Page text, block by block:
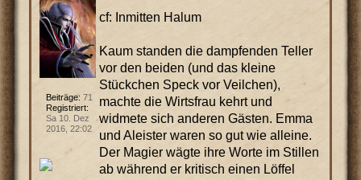
cf: Inmitten Halum
Kaum standen die dampfenden Teller
vor den beiden (und das kleine
Stückchen Speck vor Veilchen),
machte die Wirtsfrau kehrt und
widmete sich anderen Gästen. Emma
und Aleister waren so gut wie alleine.
Der Magier wägte ihre Worte im Stillen
ab während er kritisch einen Löffel
Beiträge: 71
Registriert:
Sa 10. Dez
2016, 22:02